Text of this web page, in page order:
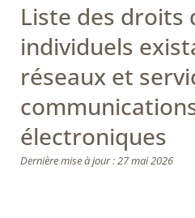
Liste des droits
individuels
réseaux et
électroniques
Dernière mise à jour : 27 mai 2026